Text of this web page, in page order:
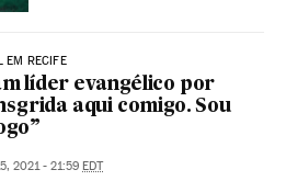
EM RECIFE
líder evangélico por
aqui comigo. Sou
2021 - 21:59 EDT